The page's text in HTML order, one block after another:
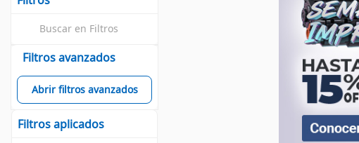
Filtros avanzados
Abrir filtros avanzados
Filtros aplicados